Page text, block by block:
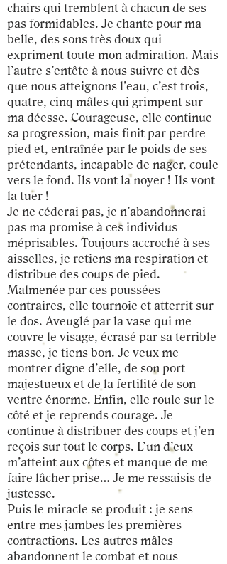
chairs qui tremblent à chacun de ses
pas formidables. Je chante pour ma
belle, des sons très doux qui
expriment toute mon admiration. Mais
l’autre s’entête à nous suivre et dès
que nous atteignons l’eau, c’est trois,
quatre, cinq mâles qui grimpent sur
ma déesse. Courageuse, elle continue
sa progression, mais finit par perdre
pied et, entraînée par le poids de ses
prétendants, incapable de nager, coule
vers le fond. Ils vont la noyer ! Ils vont
la tuer !
Je ne céderai pas, je n’abandonnerai
pas ma promise à ces individus
méprisables. Toujours accroché à ses
aisselles, je retiens ma respiration et
distribue des coups de pied.
Malmenée par ces poussées
contraires, elle tournoie et atterrit sur
le dos. Aveuglé par la vase qui me
couvre le visage, écrasé par sa terrible
masse, je tiens bon. Je veux me
montrer digne d’elle, de son port
majestueux et de la fertilité de son
ventre énorme. Enfin, elle roule sur le
côté et je reprends courage. Je
continue à distribuer des coups et j’en
reçois sur tout le corps. L’un d’eux
m’atteint aux côtes et manque de me
faire lâcher prise… Je me ressaisis de
justesse.
Puis le miracle se produit : je sens
entre mes jambes les premières
contractions. Les autres mâles
abandonnent le combat et nous